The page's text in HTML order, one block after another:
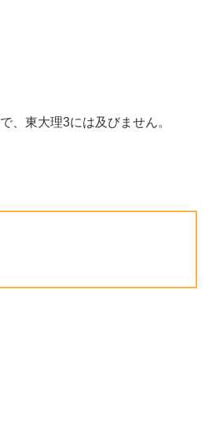
、東大理3には及びません。